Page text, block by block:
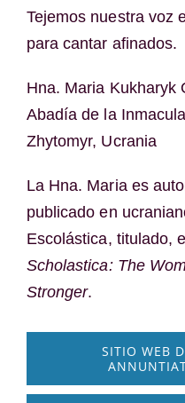
Tejemos nuestra voz
para cantar afinados.
Hna. Maria Kukharyk
Abadía de la
Zhytomyr, Ucrania
La Hna. Maria es
publicado en
Escolástica, titulado,
Scholastica: The
Stronger.
SITIO WEB